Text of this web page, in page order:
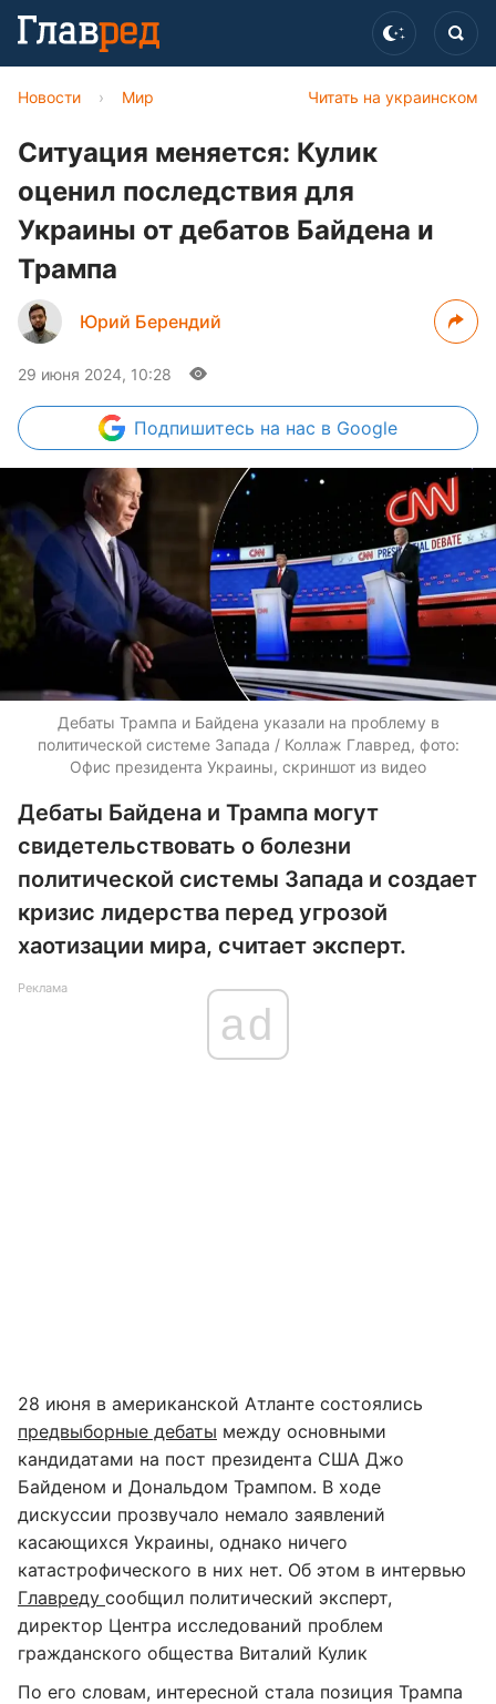
Читать на украинском
Новости › Мир
Ситуация меняется: Кулик
оценил последствия для
Украины от дебатов Байдена и
Трампа
Юрий Берендий
29 июня 2024, 10:28
Подпишитесь на нас в Google
Дебаты Трампа и Байдена указали на проблему в
политической системе Запада / Коллаж Главред, фото:
Офис президента Украины, скриншот из видео
Дебаты Байдена и Трампа могут
свидетельствовать о болезни
политической системы Запада и создает
кризис лидерства перед угрозой
хаотизации мира, считает эксперт.
Реклама
ad
28 июня в американской Атланте состоялись
предвыборные дебаты между основными
кандидатами на пост президента США Джо
Байденом и Дональдом Трампом. В ходе
дискуссии прозвучало немало заявлений
касающихся Украины, однако ничего
катастрофического в них нет. Об этом в интервью
Главреду сообщил политический эксперт,
директор Центра исследований проблем
гражданского общества Виталий Кулик
По его словам, интересной стала позиция Трампа